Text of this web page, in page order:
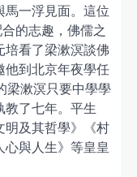
馬一浮見面。這位
的志趣，佛儒之
看了梁漱溟談佛
他到北京年夜學任
梁漱溟只要中學學
教了七年。平生
明及其哲學》《村
心與人生》等皇皇